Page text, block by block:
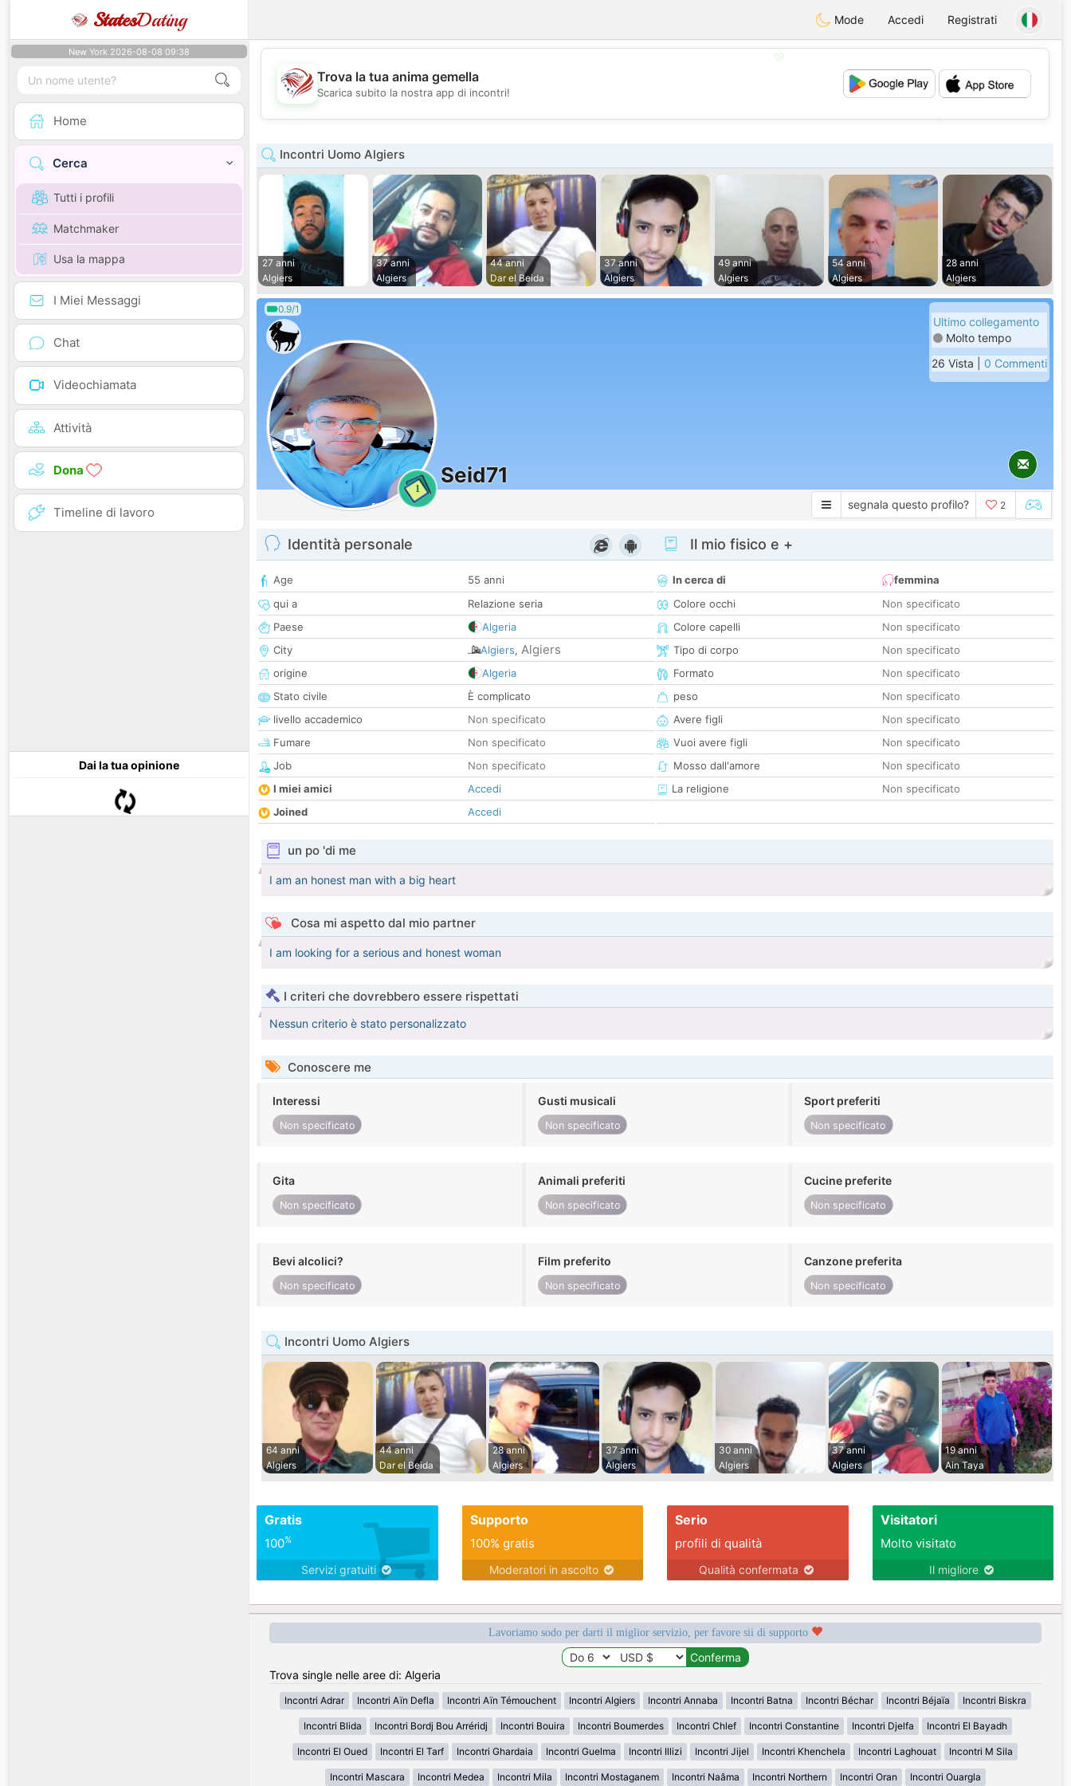
StatesDating Mode Accedi Registrati
New York 2026-08-08 09:38
Home
Cerca
Tutti i profili
Matchmaker
Usa la mappa
I Miei Messaggi
Chat
Videochiamata
Attività
Dona
Timeline di lavoro
Dai la tua opinione
💖
💕
Trova la tua anima gemella
Scarica subito la nostra app di incontri!
Incontri Uomo Algiers
27 anni
Algiers
37 anni
Algiers
44 anni
Dar el Beida
37 anni
Algiers
49 anni
Algiers
54 anni
Algiers
28 anni
Algiers
0.9/1
1
Seid71
Ultimo collegamento
Molto tempo
26 Vista | 0 Commenti
segnala questo profilo? 2
Identità personale
Age
55 anni
qui a
Relazione seria
Paese
Algeria
City
Algiers, Algiers
origine
Algeria
Stato civile
È complicato
livello accademico
Non specificato
Fumare
Non specificato
Job
Non specificato
I miei amici
Accedi
Joined
Accedi
Il mio fisico e +
In cerca di
femmina
Colore occhi
Non specificato
Colore capelli
Non specificato
Tipo di corpo
Non specificato
Formato
Non specificato
peso
Non specificato
Avere figli
Non specificato
Vuoi avere figli
Non specificato
Mosso dall'amore
Non specificato
La religione
Non specificato
un po 'di me
I am an honest man with a big heart
Cosa mi aspetto dal mio partner
I am looking for a serious and honest woman
I criteri che dovrebbero essere rispettati
Nessun criterio è stato personalizzato
Conoscere me
Interessi
Non specificato
Gusti musicali
Non specificato
Sport preferiti
Non specificato
Gita
Non specificato
Animali preferiti
Non specificato
Cucine preferite
Non specificato
Bevi alcolici?
Non specificato
Film preferito
Non specificato
Canzone preferita
Non specificato
Incontri Uomo Algiers
64 anni
Algiers
44 anni
Dar el Beida
28 anni
Algiers
37 anni
Algiers
30 anni
Algiers
37 anni
Algiers
19 anni
Ain Taya
Gratis
100%
Servizi gratuiti
Supporto
100% gratis
Moderatori in ascolto
Serio
profili di qualità
Qualità confermata
Visitatori
Molto visitato
Il migliore
Lavoriamo sodo per darti il miglior servizio, per favore sii di supporto
Trova single nelle aree di: Algeria
Incontri Adrar Incontri Aïn Defla Incontri Aïn Témouchent Incontri Algiers Incontri Annaba Incontri Batna Incontri Béchar Incontri Béjaïa Incontri Biskra
Incontri Blida Incontri Bordj Bou Arréridj Incontri Bouira Incontri Boumerdes Incontri Chlef Incontri Constantine Incontri Djelfa Incontri El Bayadh
Incontri El Oued Incontri El Tarf Incontri Ghardaia Incontri Guelma Incontri Illizi Incontri Jijel Incontri Khenchela Incontri Laghouat Incontri M Sila
Incontri Mascara Incontri Medea Incontri Mila Incontri Mostaganem Incontri Naâma Incontri Northern Incontri Oran Incontri Ouargla